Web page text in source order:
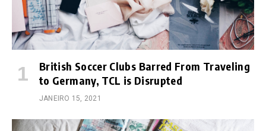
British Soccer Clubs Barred From Traveling
to Germany, TCL is Disrupted
JANEIRO 15, 2021